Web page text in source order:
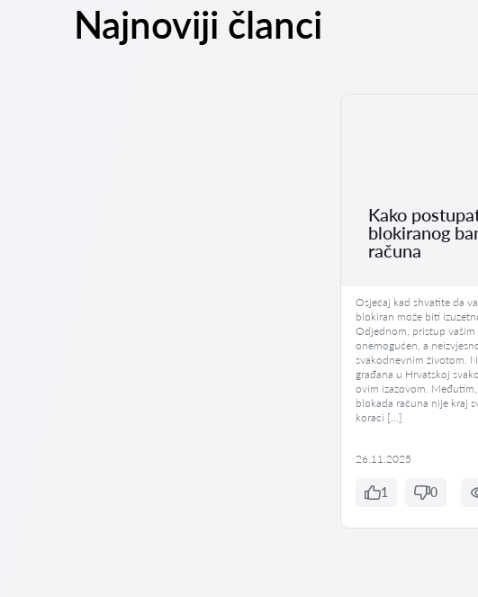
Najnoviji članci
Kako
blokiranog
računa
Osjećaj kad shvatite da
blokiran može biti
Odjednom, pristup vašim
onemogućen, a
svakodnevnim životom.
građana u Hrvatskoj
ovim izazovom.
blokada računa nije kraj
koraci […]
26.11.2025
1 0